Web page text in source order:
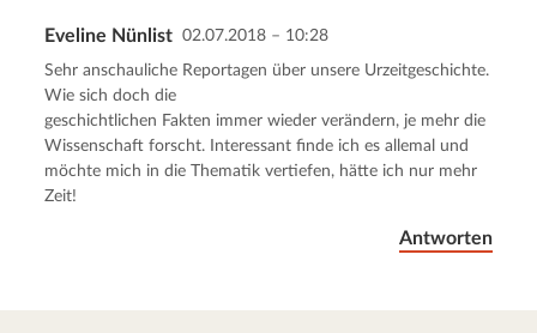
Eveline Nünlist 02.07.2018 – 10:28
Sehr anschauliche Reportagen über unsere Urzeitgeschichte.
Wie sich doch die
geschichtlichen Fakten immer wieder verändern, je mehr die
Wissenschaft forscht. Interessant finde ich es allemal und
möchte mich in die Thematik vertiefen, hätte ich nur mehr
Zeit!
Antworten